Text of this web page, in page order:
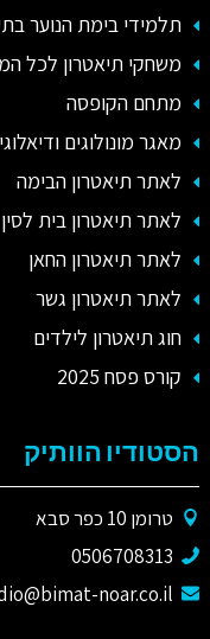
תלמידי בימת הנוער
משחקי תיאטרון לכל
מתחם הקופסה
מאגר מונולוגים
לאתר תיאטרון הבימה
לאתר תיאטרון בית לסין
לאתר תיאטרון החאן
לאתר תיאטרון גשר
חוג תיאטרון לילדים
קורס פסח 2025
הסטודיו הוותיק
טרומן 10 כפר סבא
0506708313
noar.co.il